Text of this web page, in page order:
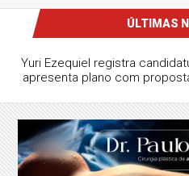
ÚLTIMAS
Yuri Ezequiel registra
apresenta plano com